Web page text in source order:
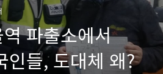
파출소에서
인들, 도대체 왜?